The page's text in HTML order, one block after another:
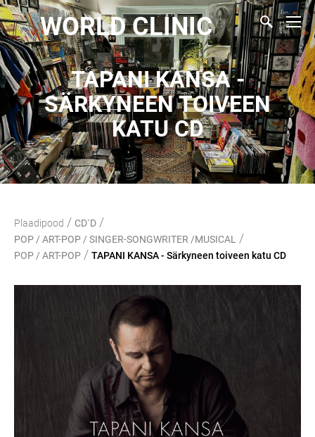
WORLD CLINIC
TAPANI KANSA -
SÄRKYNEEN TOIVEEN
KATU CD
Plaadipood / CD`D /
POP / ART-POP / SINGER-SONGWRITER /MUSICAL /
POP / ART-POP / TAPANI KANSA - Särkyneen toiveen katu CD